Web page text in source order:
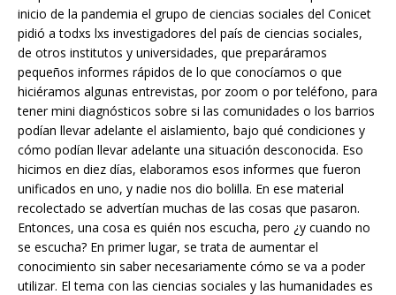
inicio de la pandemia el grupo de ciencias sociales del Conicet
pidió a todxs lxs investigadores del país de ciencias sociales,
de otros institutos y universidades, que preparáramos
pequeños informes rápidos de lo que conocíamos o que
hiciéramos algunas entrevistas, por zoom o por teléfono, para
tener mini diagnósticos sobre si las comunidades o los barrios
podían llevar adelante el aislamiento, bajo qué condiciones y
cómo podían llevar adelante una situación desconocida. Eso
hicimos en diez días, elaboramos esos informes que fueron
unificados en uno, y nadie nos dio bolilla. En ese material
recolectado se advertían muchas de las cosas que pasaron.
Entonces, una cosa es quién nos escucha, pero ¿y cuando no
se escucha? En primer lugar, se trata de aumentar el
conocimiento sin saber necesariamente cómo se va a poder
utilizar. El tema con las ciencias sociales y las humanidades es